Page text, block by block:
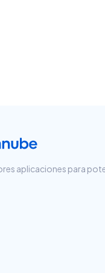
aplicaciones para